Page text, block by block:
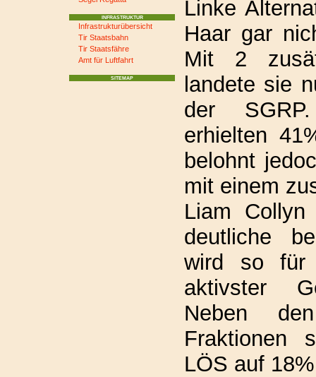
INFRASTRUKTUR
Infrastrukturübersicht
Tir Staatsbahn
Tir Staatsfähre
Amt für Luftfahrt
SITEMAP
Linke
Haar gar
Mit 2
landete sie
der
erhielten
belohnt
mit einem
Liam
deutliche
wird so für
aktivster
Neben
Fraktionen
LÖS auf